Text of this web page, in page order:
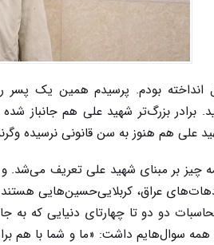
بودم. پرسیدم همین یک پسر
برادر بزرگ‌تر شهید علی هم جانباز
علی هم هنوز به سن قانونی نرسیده
عراق، کربلایی‌حسین‌هایی
دو دو تا چهارتای دنیایی که
همه سوال‌هایم داشت: «ما و شما با هم